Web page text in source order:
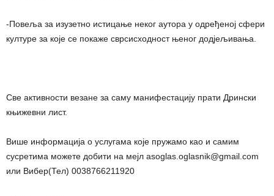
-Повеља за изузетно истицање неког аутора у одређеној сфери
културе за које се покаже сврсисходност њеног додјељивања.
Све активности везане за саму манифестацију прати Дрински
књижевни лист.
Више информација о услугама које пружамо као и самим
сусретима можете добити на мејл asoglas.oglasnik@gmail.com
или Вибер(Тел) 0038766211920